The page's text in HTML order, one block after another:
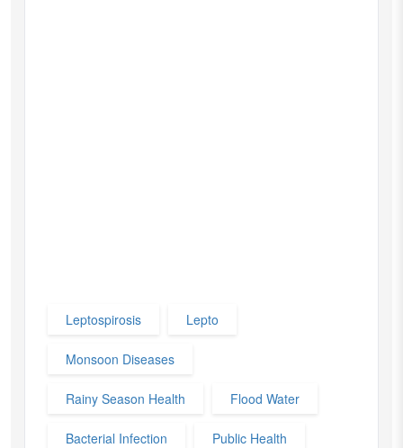
Leptospirosis Lepto
Monsoon Diseases
Rainy Season Health Flood Water
Bacterial Infection Public Health